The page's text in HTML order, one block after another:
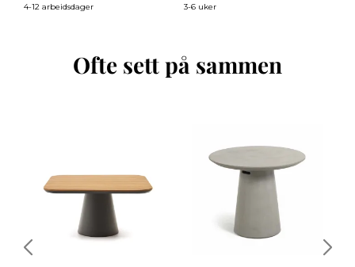
4-12 arbeidsdager 3-6 uker
Ofte sett på sammen